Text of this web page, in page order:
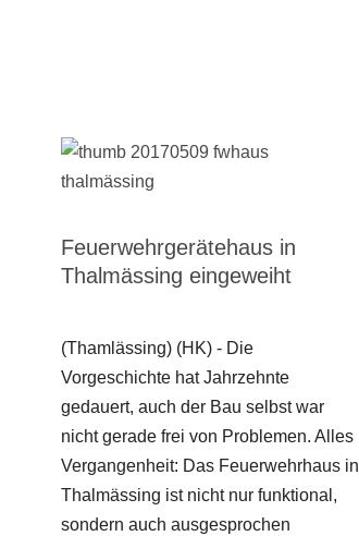
Feuerwehrgerätehaus in
Thalmässing eingeweiht
(Thamlässing) (HK) - Die
Vorgeschichte hat Jahrzehnte
gedauert, auch der Bau selbst war
nicht gerade frei von Problemen. Alles
Vergangenheit: Das Feuerwehrhaus in
Thalmässing ist nicht nur funktional,
sondern auch ausgesprochen